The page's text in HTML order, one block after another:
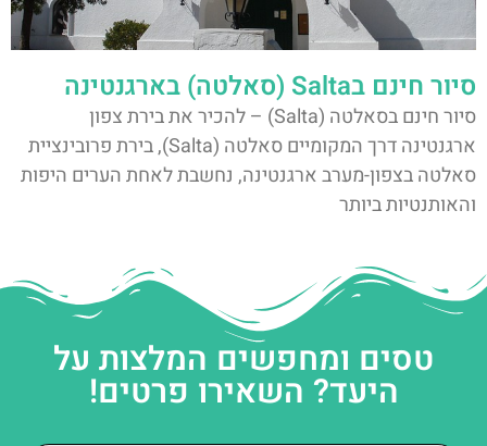
סיור חינם בSalta (סאלטה) בארגנטינה
סיור חינם בסאלטה (Salta) – להכיר את בירת צפון
ארגנטינה דרך המקומיים סאלטה (Salta), בירת פרובינציית
סאלטה בצפון-מערב ארגנטינה, נחשבת לאחת הערים היפות
והאותנטיות ביותר
טסים ומחפשים המלצות על
היעד? השאירו פרטים!